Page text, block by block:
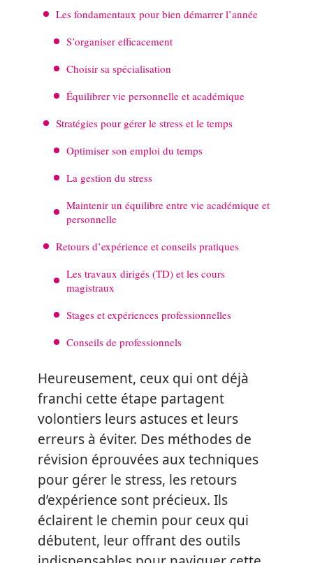
Les fondamentaux pour bien démarrer l’année
S’organiser efficacement
Choisir sa spécialisation
Équilibrer vie personnelle et académique
Stratégies pour gérer le stress et le temps
Optimiser son emploi du temps
La gestion du stress
Maintenir un équilibre entre vie académique et
personnelle
Retours d’expérience et conseils pratiques
Les travaux dirigés (TD) et les cours
magistraux
Stages et expériences professionnelles
Conseils de professionnels
Heureusement, ceux qui ont déjà
franchi cette étape partagent
volontiers leurs astuces et leurs
erreurs à éviter. Des méthodes de
révision éprouvées aux techniques
pour gérer le stress, les retours
d’expérience sont précieux. Ils
éclairent le chemin pour ceux qui
débutent, leur offrant des outils